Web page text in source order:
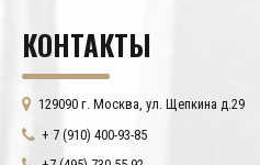
КОНТАКТЫ
129090 г. Москва, ул. Щепкина д.29
+ 7 (910) 400-93-85